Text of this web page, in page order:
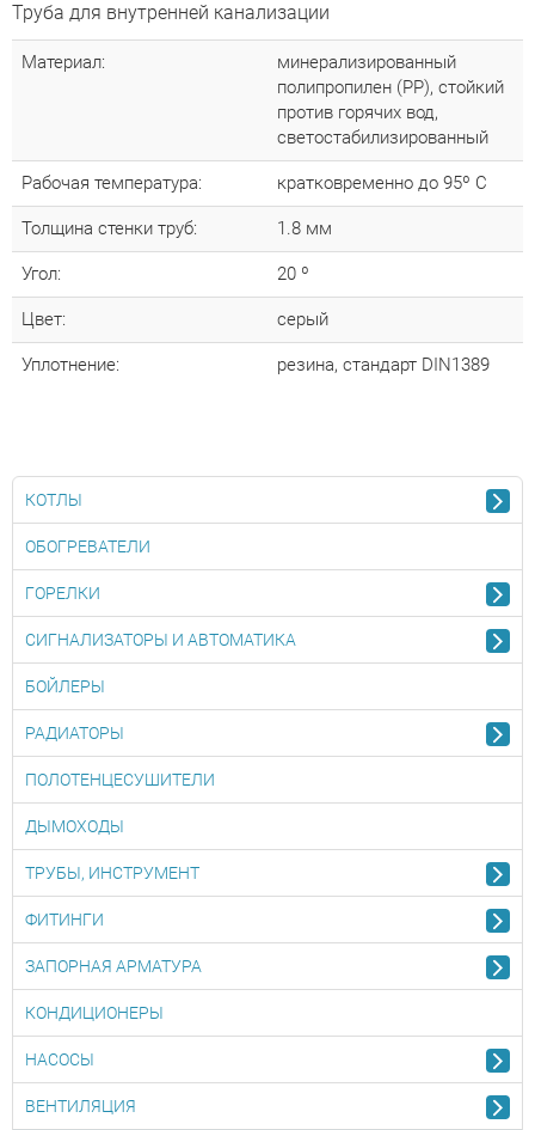
Труба для внутренней канализации
Материал:
минерализированный
полипропилен (РР), стойкий
против горячих вод,
светостабилизированный
Рабочая температура: кратковременно до 95º С
Толщина стенки труб: 1.8 мм
Угол: 20 º
Цвет: серый
Уплотнение: резина, стандарт DIN1389
КОТЛЫ
ОБОГРЕВАТЕЛИ
ГОРЕЛКИ
СИГНАЛИЗАТОРЫ И АВТОМАТИКА
БОЙЛЕРЫ
РАДИАТОРЫ
ПОЛОТЕНЦЕСУШИТЕЛИ
ДЫМОХОДЫ
ТРУБЫ, ИНСТРУМЕНТ
ФИТИНГИ
ЗАПОРНАЯ АРМАТУРА
КОНДИЦИОНЕРЫ
НАСОСЫ
ВЕНТИЛЯЦИЯ